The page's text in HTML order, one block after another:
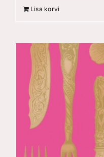
Lisa korvi